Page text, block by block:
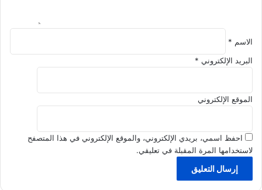
ئالاسم *
البريد الإلكتروني *
الموقع الإلكتروني
احفظ اسمي، بريدي الإلكتروني، والموقع الإلكتروني في هذا المتصفح
لاستخدامها المرة المقبلة في تعليقي.